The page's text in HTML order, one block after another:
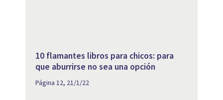
10 flamantes libros para chicos: para
que aburrirse no sea una opción
Página 12, 21/1/22